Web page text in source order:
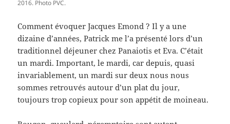
e
v
e
l
l
e
f
e
n
t
e
n
e
l
l
e
f
e
n
ê
r
)
u
v
e
l
l
e
f
e
n
t
e
a
n
s
u
n
e
n
o
v
l
f
e
)
2016. Photo PVC.
Comment évoquer Jacques Emond ? Il y a une
dizaine d’années, Patrick me l’a présenté lors d’un
traditionnel déjeuner chez Panaiotis et Eva. C’était
un mardi. Important, le mardi, car depuis, quasi
invariablement, un mardi sur deux nous nous
sommes retrouvés autour d’un plat du jour,
toujours trop copieux pour son appétit de moineau.